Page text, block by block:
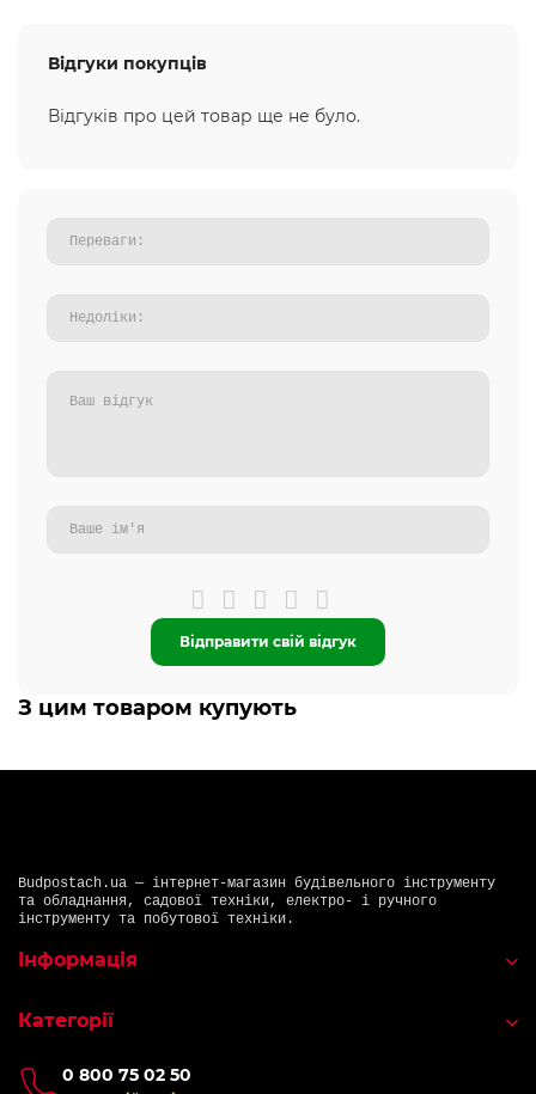
Відгуки покупців
Відгуків про цей товар ще не було.
Відправити свій відгук
З цим товаром купують
Budpostach.ua — інтернет-магазин будівельного інструменту
та обладнання, садової техніки, електро- і ручного
інструменту та побутової техніки.
0 800 75 02 50
Інформація
Категорії